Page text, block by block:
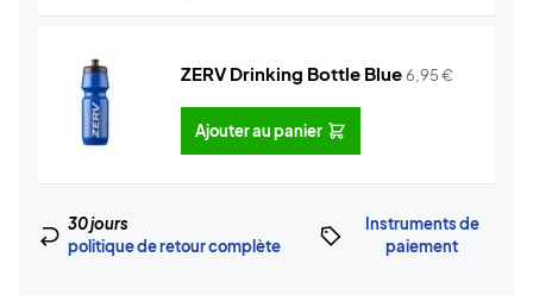
ZERV Drinking Bottle Blue6,95€
Ajouter au panier
30 jours
politique de retour complète
Instruments de
paiement